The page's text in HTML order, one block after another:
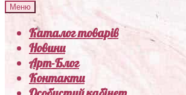
Меню
Каталог товарів
Новини
Арт-Блог
Контакти